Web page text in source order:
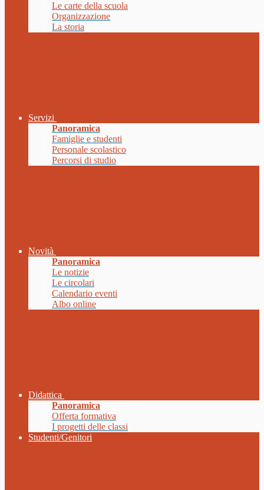
Le carte della scuola
Organizzazione
La storia
Servizi
Panoramica
Famiglie e studenti
Personale scolastico
Percorsi di studio
Novità
Panoramica
Le notizie
Le circolari
Calendario eventi
Albo online
Didattica
Panoramica
Offerta formativa
I progetti delle classi
Studenti/Genitori